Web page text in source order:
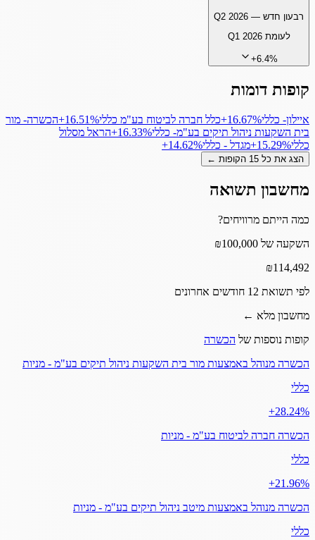
רבעון חדש — Q2 2026
לעומתQ1 2026
+6.4%
קופות דומות
איילון- כללי‎+16.67%כלל חברה לביטוח בע"מ כללי‎+16.51%הכשרה- מור
בית השקעות ניהול תיקים בע"מ- כללי‎+16.33%הראל מסלול
כללי‎+15.29%מגדל - כללי‎+14.62%
הצג את כל 15 הקופות ←
מחשבון תשואה
כמה הייתם מרוויחים?
השקעה של ₪100,000
₪114,492
לפי תשואת 12 חודשים אחרונים
מחשבון מלא ←
קופות נוספות של הכשרה
הכשרה מנוהל באמצעות מור בית השקעות ניהול תיקים בע"מ - מניות
כללי
‎+28.24%
הכשרה חברה לביטוח בע"מ - מניות
כללי
‎+21.96%
הכשרה מנוהל באמצעות מיטב ניהול תיקים בע"מ - מניות
כללי